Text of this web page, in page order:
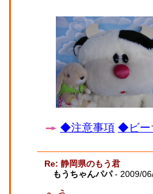
◆注意事項 ◆ビー
Re: 静岡県のもう君
もうちゃんパパ- 2009/